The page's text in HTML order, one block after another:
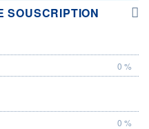
SOUSCRIPTION
0 %
0 %